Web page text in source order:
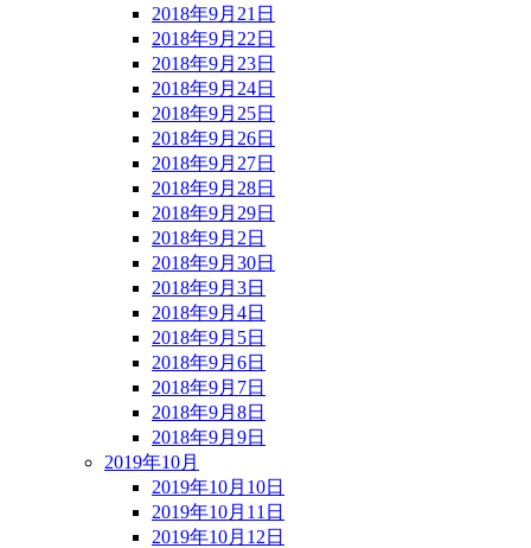
2018年9月21日
2018年9月22日
2018年9月23日
2018年9月24日
2018年9月25日
2018年9月26日
2018年9月27日
2018年9月28日
2018年9月29日
2018年9月2日
2018年9月30日
2018年9月3日
2018年9月4日
2018年9月5日
2018年9月6日
2018年9月7日
2018年9月8日
2018年9月9日
2019年10月
2019年10月10日
2019年10月11日
2019年10月12日